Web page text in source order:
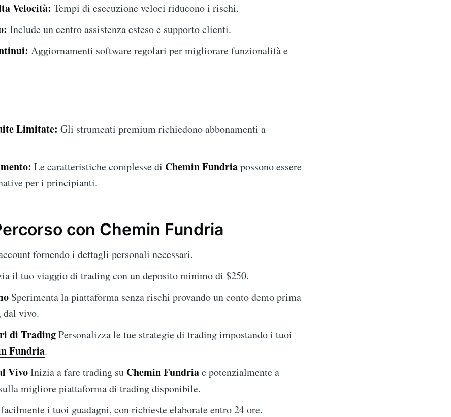
Velocità: Tempi di esecuzione veloci riducono i rischi.
Include un centro assistenza esteso e supporto clienti.
Aggiornamenti software regolari per migliorare funzionalità e
Limitate: Gli strumenti premium richiedono abbonamenti a
Le caratteristiche complesse di Chemin Fundriapossono essere
per i principianti.
con Chemin Fundria
fornendo i dettagli personali necessari.
il tuo viaggio di trading con un deposito minimo di $250.
Sperimenta la piattaforma senza rischi provando un conto demo prima
dal vivo.
di TradingPersonalizza le tue strategie di trading impostando i tuoi
Fundria.
VivoInizia a fare trading su Chemin Fundriae potenzialmente a
migliore piattaforma di trading disponibile.
i tuoi guadagni, con richieste elaborate entro 24 ore.